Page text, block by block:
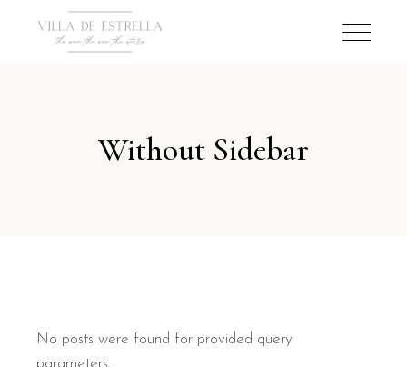
Without Sidebar
No posts were found for provided query
parameters.